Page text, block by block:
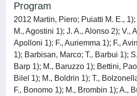
Program
2012 Martin, Piero; Puiatti M. E.,
M., Agostini 1); J. A., Alonso 2); V.,
Apolloni 1); F., Auriemma 1); F.,
1); Barbisan, Marco; T., Barbui 1);
Barp 1); M., Baruzzo 1); Bettini,
Bilel 1); M., Boldrin 1); T.,
F., Bonomo 1); M., Brombin 1); A.,